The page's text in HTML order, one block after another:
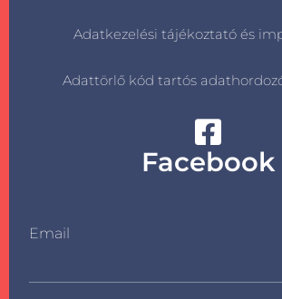
Adatkezelési tájékoztató és
Adattörlő kód tartós
Facebook
Email